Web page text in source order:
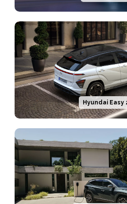
Hyundai Easy